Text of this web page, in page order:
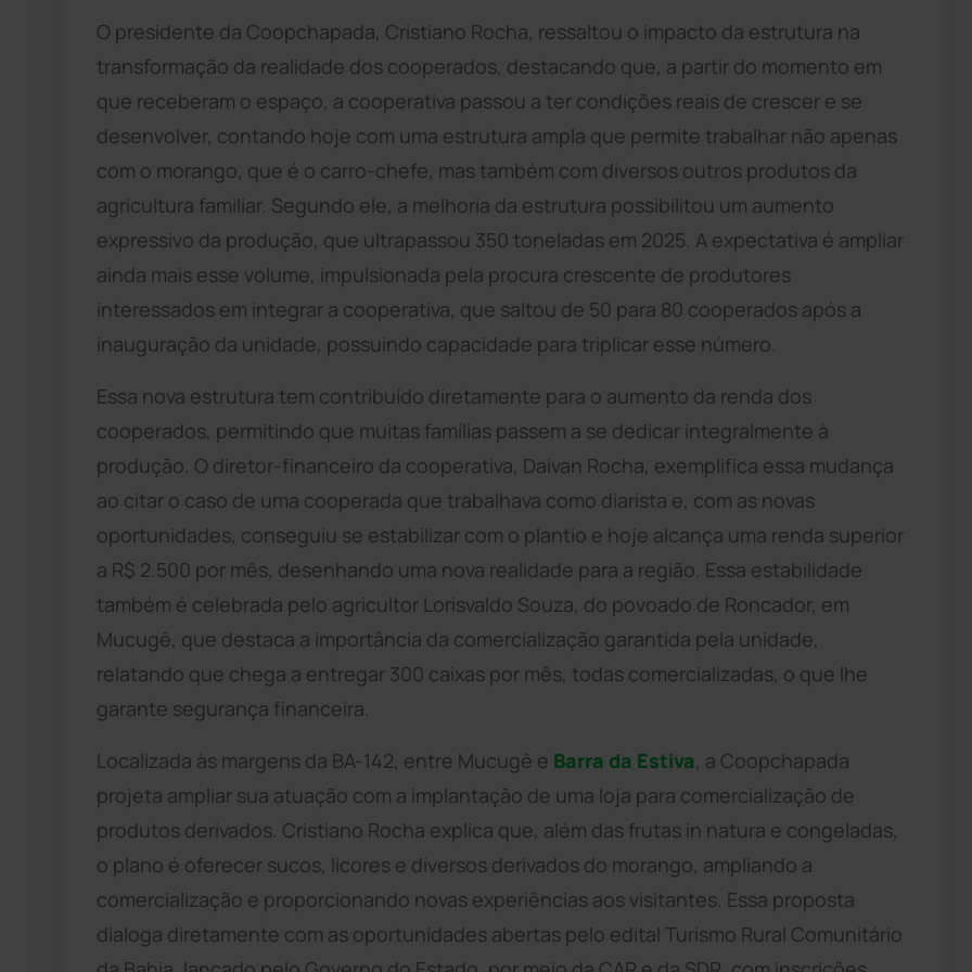
O presidente da Coopchapada, Cristiano Rocha, ressaltou o impacto da estrutura na
transformação da realidade dos cooperados, destacando que, a partir do momento em
que receberam o espaço, a cooperativa passou a ter condições reais de crescer e se
desenvolver, contando hoje com uma estrutura ampla que permite trabalhar não apenas
com o morango, que é o carro-chefe, mas também com diversos outros produtos da
agricultura familiar. Segundo ele, a melhoria da estrutura possibilitou um aumento
expressivo da produção, que ultrapassou 350 toneladas em 2025. A expectativa é ampliar
ainda mais esse volume, impulsionada pela procura crescente de produtores
interessados em integrar a cooperativa, que saltou de 50 para 80 cooperados após a
inauguração da unidade, possuindo capacidade para triplicar esse número.
Essa nova estrutura tem contribuído diretamente para o aumento da renda dos
cooperados, permitindo que muitas famílias passem a se dedicar integralmente à
produção. O diretor-financeiro da cooperativa, Daivan Rocha, exemplifica essa mudança
ao citar o caso de uma cooperada que trabalhava como diarista e, com as novas
oportunidades, conseguiu se estabilizar com o plantio e hoje alcança uma renda superior
a R$ 2.500 por mês, desenhando uma nova realidade para a região. Essa estabilidade
também é celebrada pelo agricultor Lorisvaldo Souza, do povoado de Roncador, em
Mucugê, que destaca a importância da comercialização garantida pela unidade,
relatando que chega a entregar 300 caixas por mês, todas comercializadas, o que lhe
garante segurança financeira.
Localizada às margens da BA-142, entre Mucugê e Barra da Estiva, a Coopchapada
projeta ampliar sua atuação com a implantação de uma loja para comercialização de
produtos derivados. Cristiano Rocha explica que, além das frutas in natura e congeladas,
o plano é oferecer sucos, licores e diversos derivados do morango, ampliando a
comercialização e proporcionando novas experiências aos visitantes. Essa proposta
dialoga diretamente com as oportunidades abertas pelo edital Turismo Rural Comunitário